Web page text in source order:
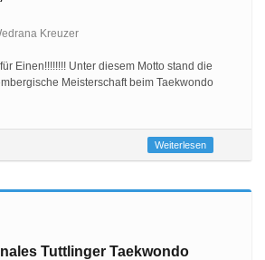
Kreuzer
Einen!!!!!!!! Unter diesem Motto stand die
Meisterschaft beim Taekwondo
Weiterlesen
Tuttlinger Taekwondo